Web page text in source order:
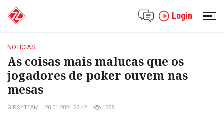
Login
NOTÍCIAS
As coisas mais malucas que os
jogadores de poker ouvem nas
mesas
GIPSYTEAM 20.01.2024 22:42 1358